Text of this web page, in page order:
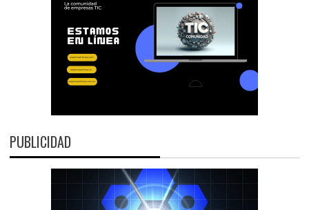
PUBLICIDAD